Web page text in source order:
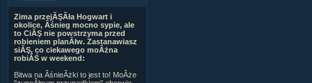
Zima przejĂŞÂła Hogwart i
okolice, Âśnieg mocno sypie, ale
to CiĂŞ nie powstrzyma przed
robieniem planĂłw. Zastanawiasz
siĂŞ, co ciekawego moÂżna
robiĂŚ w weekend:
Bitwa na ÂśnieÂżki to jest to! MoÂże